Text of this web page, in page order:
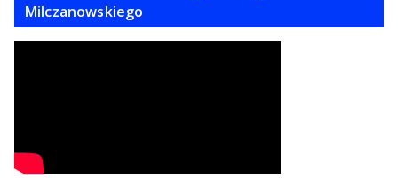
Milczanowskiego